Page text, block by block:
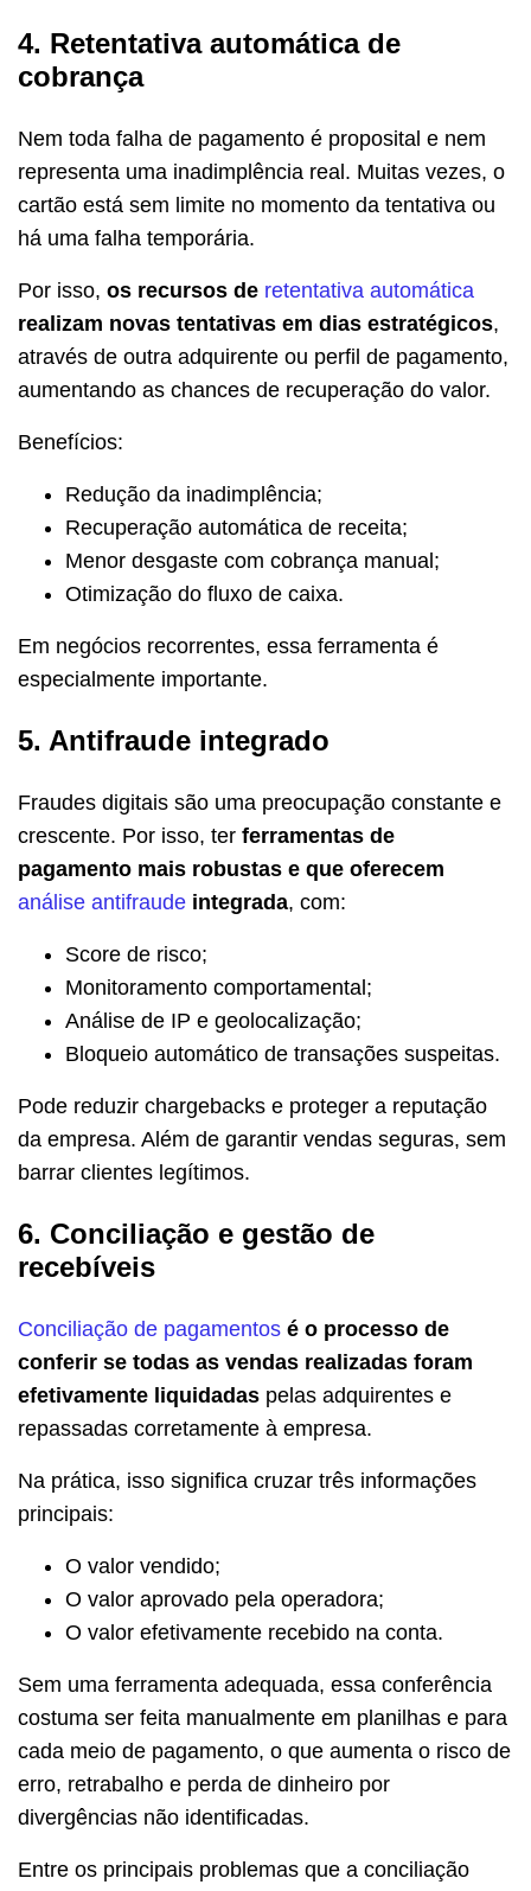
4. Retentativa automática de
cobrança
Nem toda falha de pagamento é proposital e nem
representa uma inadimplência real. Muitas vezes, o
cartão está sem limite no momento da tentativa ou
há uma falha temporária.
Por isso, os recursos de retentativa automática
realizam novas tentativas em dias estratégicos,
através de outra adquirente ou perfil de pagamento,
aumentando as chances de recuperação do valor.
Benefícios:
Redução da inadimplência;
Recuperação automática de receita;
Menor desgaste com cobrança manual;
Otimização do fluxo de caixa.
Em negócios recorrentes, essa ferramenta é
especialmente importante.
5. Antifraude integrado
Fraudes digitais são uma preocupação constante e
crescente. Por isso, ter ferramentas de
pagamento mais robustas e que oferecem
análise antifraude integrada, com:
Score de risco;
Monitoramento comportamental;
Análise de IP e geolocalização;
Bloqueio automático de transações suspeitas.
Pode reduzir chargebacks e proteger a reputação
da empresa. Além de garantir vendas seguras, sem
barrar clientes legítimos.
6. Conciliação e gestão de
recebíveis
Conciliação de pagamentos é o processo de
conferir se todas as vendas realizadas foram
efetivamente liquidadas pelas adquirentes e
repassadas corretamente à empresa.
Na prática, isso significa cruzar três informações
principais:
O valor vendido;
O valor aprovado pela operadora;
O valor efetivamente recebido na conta.
Sem uma ferramenta adequada, essa conferência
costuma ser feita manualmente em planilhas e para
cada meio de pagamento, o que aumenta o risco de
erro, retrabalho e perda de dinheiro por
divergências não identificadas.
Entre os principais problemas que a conciliação